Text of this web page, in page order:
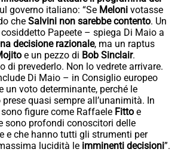
governo italiano: “Se Meloni votasse
che Salvini non sarebbe contento. Un
Papeete – spiega Di Maio a
decisione razionale, ma un raptus
e un pezzo di Bob Sinclair.
di prevederlo. Non lo vedrete arrivare.
Di Maio – in Consiglio europeo
un voto determinante, perché le
quasi sempre all’unanimità. In
figure come Raffaele Fitto e
sono profondi conoscitori delle
e che hanno tutti gli strumenti per
lucidità le imminenti decisioni”.